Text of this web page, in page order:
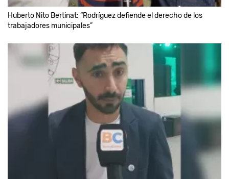
Huberto Nito Bertinat: “Rodríguez defiende el derecho de los
trabajadores municipales”